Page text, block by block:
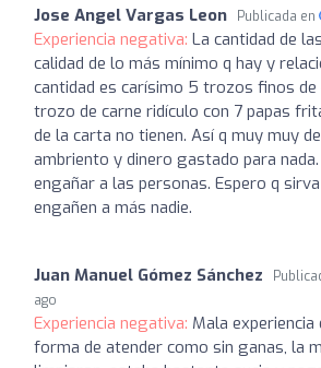
Jose Angel Vargas Leon Publicada en
Experiencia negativa: La cantidad de
calidad de lo más mínimo q hay y
cantidad es carísimo 5 trozos finos de
trozo de carne ridículo con 7 papas
de la carta no tienen. Así q muy muy
ambriento y dinero gastado para nada.
engañar a las personas. Espero q
engañen a más nadie.
Juan Manuel Gómez Sánchez
ago
Experiencia negativa: Mala
forma de atender como sin ganas, la